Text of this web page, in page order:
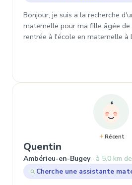
Bonjour, je suis a la recherche
maternelle pour ma fille âgée de
rentrée à l'école en maternelle à
Récent
Quentin
Ambérieu-en-Bugey
à 5,0 km
Cherche une assistante